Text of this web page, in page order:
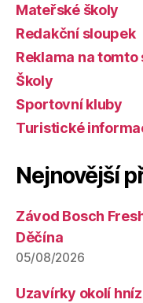
Mateřské školy
Redakční sloupek
Reklama na
Školy
Sportovní kluby
Turistické
Nejnovější
Závod Bosch
Děčína
05/08/2026
Uzavírky okolí